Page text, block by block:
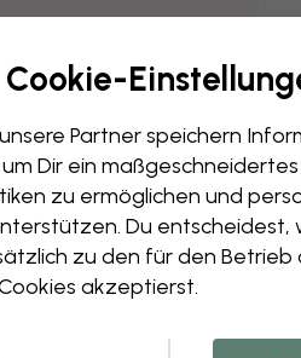
Cookie-
Partner speichern
Dir ein
zu ermöglichen und
Du entscheidest,
zu den für den Betrieb
akzeptierst.